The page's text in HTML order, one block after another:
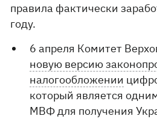
правила фактически
году.
6 апреля Комитет
новую версию
налогообложении
который является
МВФ для получения